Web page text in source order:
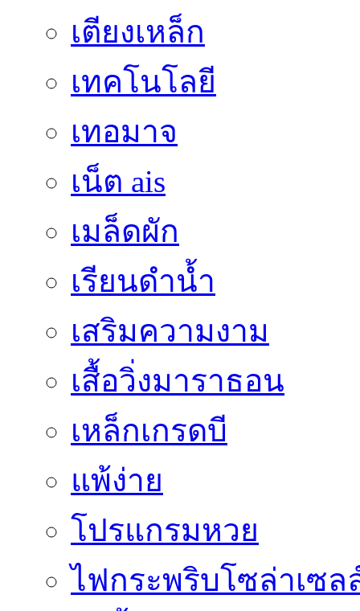
เตียงเหล็ก
เทคโนโลยี
เทอมาจ
เน็ต ais
เมล็ดผัก
เรียนดำน้ำ
เสริมความงาม
เสื้อวิ่งมาราธอน
เหล็กเกรดบี
แพ้ง่าย
โปรแกรมหวย
ไฟกระพริบโซล่าเซล